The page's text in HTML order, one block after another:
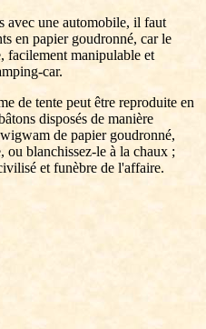
avec une automobile, il faut
en papier goudronné, car le
facilement manipulable et
car.
de tente peut être reproduite en
disposés de manière
de papier goudronné,
ou blanchissez-le à la chaux ;
et funèbre de l'affaire.